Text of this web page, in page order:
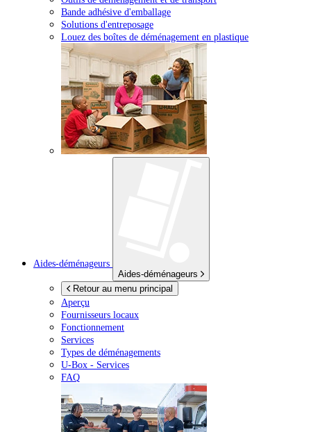
Bande adhésive d'emballage
Solutions d'entreposage
Louez des boîtes de déménagement en plastique
Aides-déménageurs
Aides-déménageurs
Retour au menu principal
Aperçu
Fournisseurs locaux
Fonctionnement
Services
Types de déménagements
U-Box - Services
FAQ